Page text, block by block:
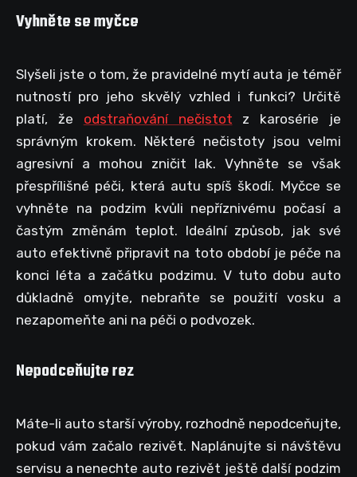
Vyhněte se myčce
Slyšeli jste o tom, že pravidelné mytí auta je téměř
nutností pro jeho skvělý vzhled i funkci? Určitě
platí, že odstraňování nečistot z karosérie je
správným krokem. Některé nečistoty jsou velmi
agresivní a mohou zničit lak. Vyhněte se však
přespřílišné péči, která autu spíš škodí. Myčce se
vyhněte na podzim kvůli nepříznivému počasí a
častým změnám teplot. Ideální způsob, jak své
auto efektivně připravit na toto období je péče na
konci léta a začátku podzimu. V tuto dobu auto
důkladně omyjte, nebraňte se použití vosku a
nezapomeňte ani na péči o podvozek.
Nepodceňujte rez
Máte-li auto starší výroby, rozhodně nepodceňujte,
pokud vám začalo rezivět. Naplánujte si návštěvu
servisu a nenechte auto rezivět ještě další podzim